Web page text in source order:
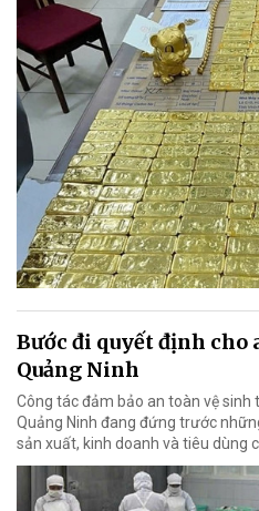
Bước đi quyết định cho
Quảng Ninh
Công tác đảm bảo an toàn vệ
Quảng Ninh đang đứng trước
sản xuất, kinh doanh và tiêu dùng